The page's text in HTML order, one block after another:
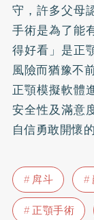
守，許多父母
手術是為了能
得好看」是正
風險而猶豫不
正顎模擬軟體
安全性及滿意
自信勇敢開懷
戽斗
正顎手術